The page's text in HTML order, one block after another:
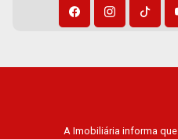
A Imobiliária informa